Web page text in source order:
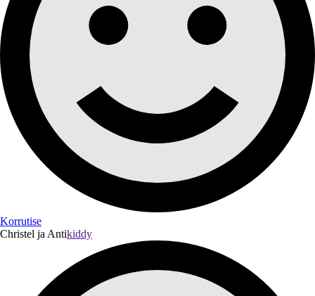
Korrutise
Christel ja Antikiddy